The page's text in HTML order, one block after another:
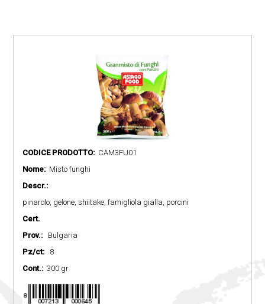
CODICE PRODOTTO: CAM3FU01
Nome: Misto funghi
Descr.:
pinarolo, gelone, shiitake, famigliola gialla, porcini
Cert.
Prov.: Bulgaria
Pz/ct: 8
Cont.: 300 gr